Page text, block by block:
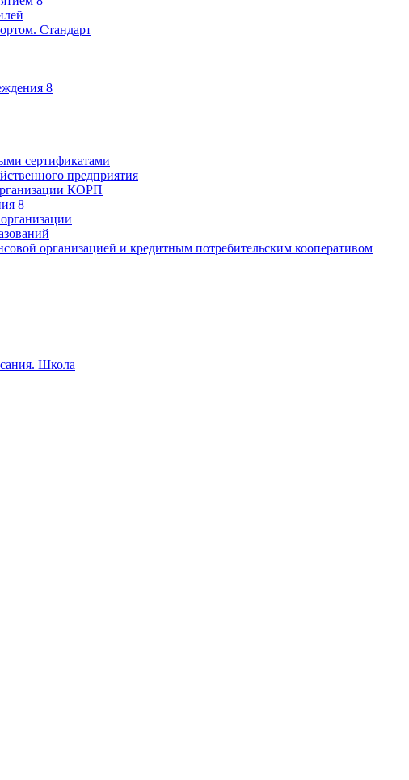
Стандарт
8
сертификатами
предприятия
КОРП
8
организацией и кредитным потребительским кооперативом
Школа